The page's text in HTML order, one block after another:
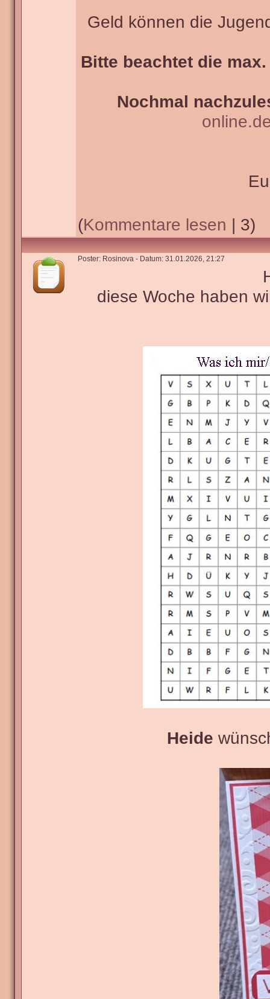
Geld können die
Bitte beachtet die
Nochmal
(Kommentare lesen | 3)
Poster: Rosinova - Datum: 31.01.2026, 21:27
diese Woche haben
Heide